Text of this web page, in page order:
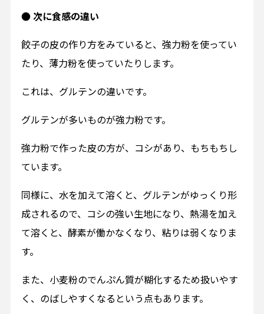
● 次に食感の違い
餃子の皮の作り方をみていると、強力粉を使ってい
たり、薄力粉を使っていたりします。
これは、グルテンの違いです。
グルテンが多いものが強力粉です。
強力粉で作った皮の方が、コシがあり、もちもちし
ています。
同様に、水を加えて溶くと、グルテンがゆっくり形
成されるので、コシの強い生地になり、熱湯を加え
て溶くと、酵素が働かなくなり、粘りは弱くなりま
す。
また、小麦粉のでんぷん質が糊化するため扱いやす
く、のばしやすくなるという点もあります。